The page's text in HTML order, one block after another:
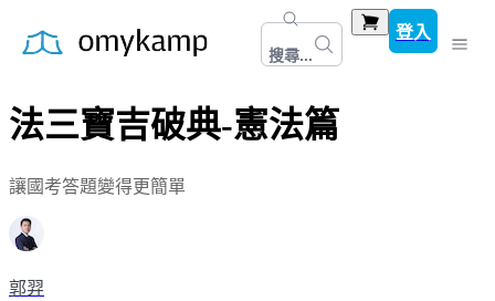
搜尋...
登入
法三寶吉破典-憲法篇
讓國考答題變得更簡單
郭羿